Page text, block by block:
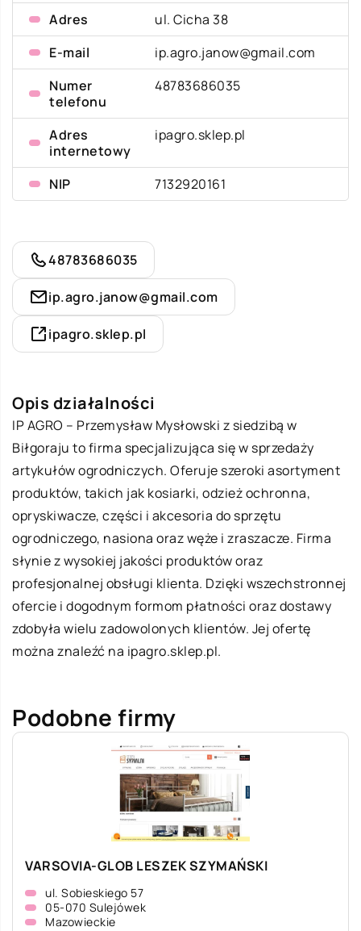
Adres
ul. Cicha 38
E-mail
ip.agro.janow@gmail.com
Numer
telefonu
48783686035
Adres
internetowy
ipagro.sklep.pl
NIP 7132920161
48783686035
ip.agro.janow@gmail.com
ipagro.sklep.pl
Opis działalności
IP AGRO – Przemysław Mysłowski z siedzibą w
Biłgoraju to firma specjalizująca się w sprzedaży
artykułów ogrodniczych. Oferuje szeroki asortyment
produktów, takich jak kosiarki, odzież ochronna,
opryskiwacze, części i akcesoria do sprzętu
ogrodniczego, nasiona oraz węże i zraszacze. Firma
słynie z wysokiej jakości produktów oraz
profesjonalnej obsługi klienta. Dzięki wszechstronnej
ofercie i dogodnym formom płatności oraz dostawy
zdobyła wielu zadowolonych klientów. Jej ofertę
można znaleźć na ipagro.sklep.pl.
Podobne firmy
VARSOVIA-GLOB LESZEK SZYMAŃSKI
ul. Sobieskiego 57
05-070 Sulejówek
Mazowieckie